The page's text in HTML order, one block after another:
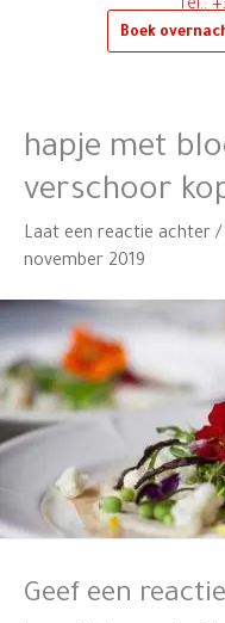
Boek
Tel.:
hapje met
verschoor
Laat een reactie achter /
november 2019
Geef een reactie